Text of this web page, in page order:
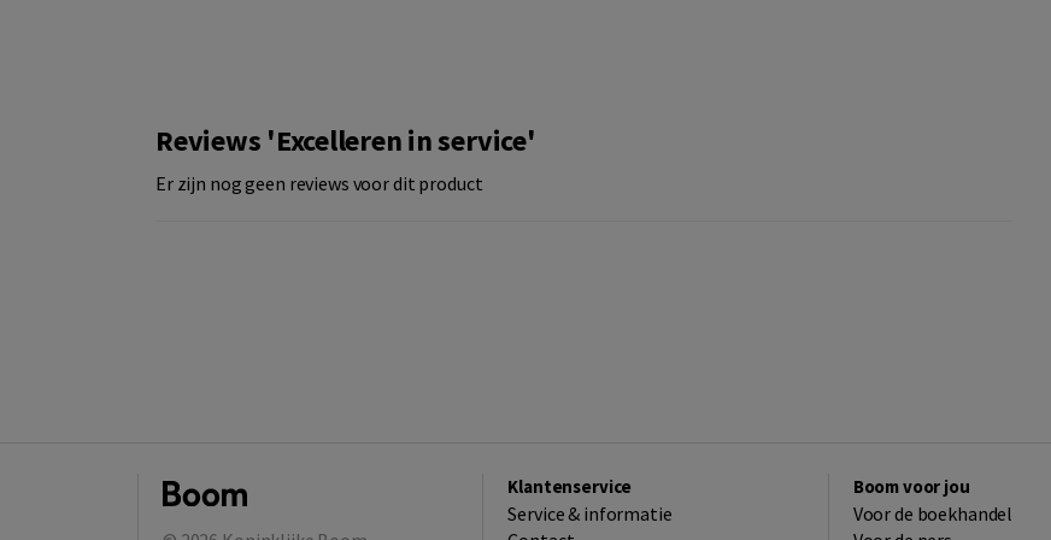
Reviews 'Excelleren in service'
Er zijn nog geen reviews voor dit product
Klantenservice
Service & informatie
Boom voor jou
Voor de boekhandel